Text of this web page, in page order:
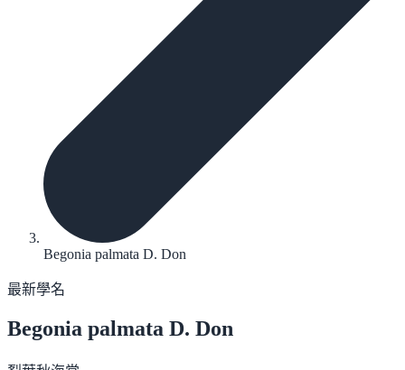
Begonia palmata D. Don
最新學名
Begonia palmata D. Don